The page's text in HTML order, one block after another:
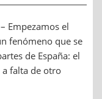
– Empezamos el
fenómeno que se
de España: el
falta de otro